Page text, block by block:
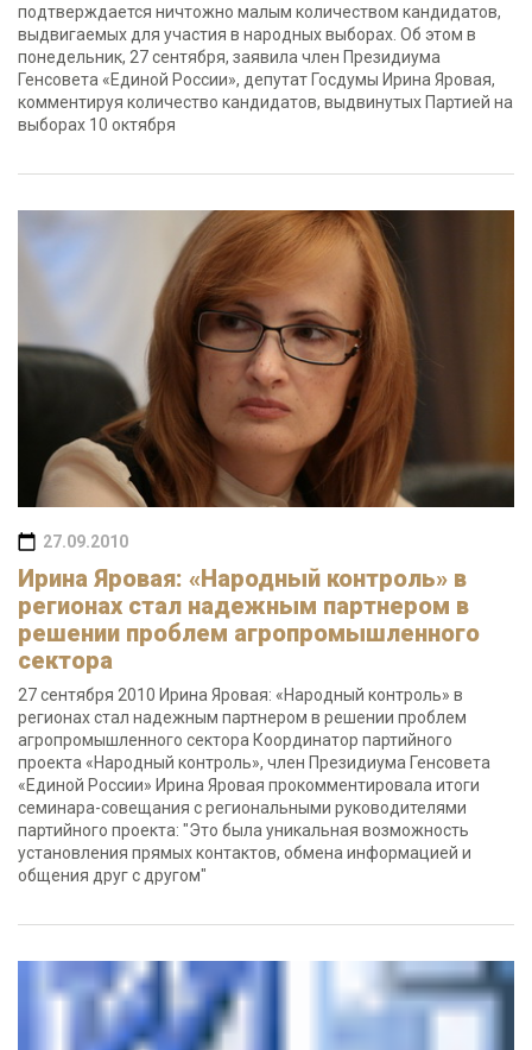
подтверждается ничтожно малым количеством кандидатов,
выдвигаемых для участия в народных выборах. Об этом в
понедельник, 27 сентября, заявила член Президиума
Генсовета «Единой России», депутат Госдумы Ирина Яровая,
комментируя количество кандидатов, выдвинутых Партией на
выборах 10 октября
27.09.2010
Ирина Яровая: «Народный контроль» в
регионах стал надежным партнером в
решении проблем агропромышленного
сектора
27 сентября 2010 Ирина Яровая: «Народный контроль» в
регионах стал надежным партнером в решении проблем
агропромышленного сектора Координатор партийного
проекта «Народный контроль», член Президиума Генсовета
«Единой России» Ирина Яровая прокомментировала итоги
семинара-совещания с региональными руководителями
партийного проекта: "Это была уникальная возможность
установления прямых контактов, обмена информацией и
общения друг с другом"